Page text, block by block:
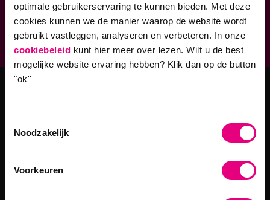
optimale gebruikerservaring te kunnen bieden. Met deze
cookies kunnen we de manier waarop de website wordt
gebruikt vastleggen, analyseren en verbeteren. In onze
cookiebeleid kunt hier meer over lezen. Wilt u de best
mogelijke website ervaring hebben? Klik dan op de button
"ok''
Noodzakelijk
Voorkeuren
Geaccrediteerde opleidingen
9,0 op klantenvertellen.nl
Masteropleidingen
Master Strategy & Leadership (MSc)